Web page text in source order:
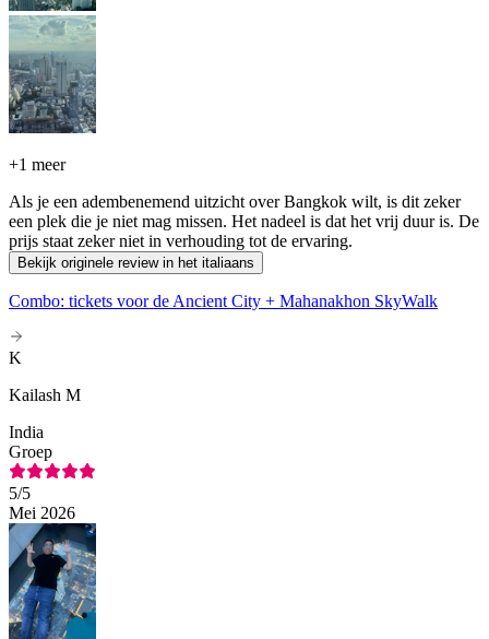
+1 meer
Als je een adembenemend uitzicht over Bangkok wilt, is dit zeker
een plek die je niet mag missen. Het nadeel is dat het vrij duur is. De
prijs staat zeker niet in verhouding tot de ervaring.
Bekijk originele review in het italiaans
Combo: tickets voor de Ancient City + Mahanakhon SkyWalk
K
Kailash M
India
Groep
5/5
Mei 2026